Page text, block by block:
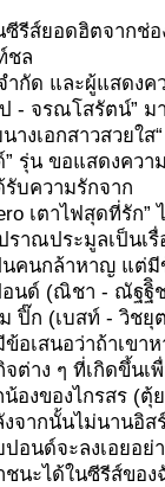
ซีรีส์ยอดฮิตจากช่
ชล
ด และผู้แสดงค
- จรณโสรัตน์” ม
างเอกสาวสวย
รุ่น ขอแสดงคว
บความรักจาก
เตาไฟสุดที่รัก
าณประมูลเป็นเ
นคนกล้าหาญ แต่
อนด์ (ณิชา - ณัฐฐิิ
ปิ๊ก (เบสท์ - วิช
อเสนอว่าถ้าเขา
ต่าง ๆ ที่เกิดขึ้นเ
องของไกรสร (ตุ้
จากนั้นไม่นานอิส
ปอนด์จะลงเอยอ
ชนะได้ในซีรีส์ขอ